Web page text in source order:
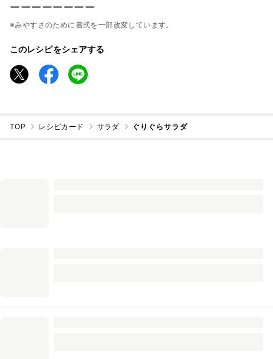
ーーーーーーーー
※みやすさのために書式を一部改変しています。
このレシピをシェアする
TOP レシピカード サラダ ぐりぐらサラダ